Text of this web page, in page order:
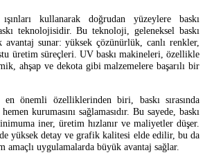
kullanarak doğrudan yüzeylere baskı
teknolojisidir. Bu teknoloji, geleneksel baskı
sunar: yüksek çözünürlük, canlı renkler,
üretim süreçleri. UV baskı makineleri, özellikle
ahşap ve dekota gibi malzemelere başarılı bir
önemli özelliklerinden biri, baskı sırasında
kurumasını sağlamasıdır. Bu sayede, baskı
iner, üretim hızlanır ve maliyetler düşer.
yüksek detay ve grafik kalitesi elde edilir, bu da
amaçlı uygulamalarda büyük avantaj sağlar.